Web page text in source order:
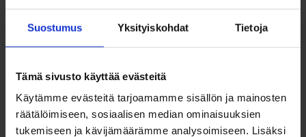
Suostumus Yksityiskohdat Tietoja
Tämä sivusto käyttää evästeitä
Käytämme evästeitä tarjoamamme sisällön ja mainosten
räätälöimiseen, sosiaalisen median ominaisuuksien
tukemiseen ja kävijämäärämme analysoimiseen. Lisäksi
1-2/2
Myyntihinta
928.000 €